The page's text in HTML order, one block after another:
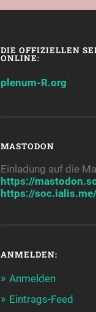
DIE OFFIZIELLEN
ONLINE:
plenum-R.org
MASTODON
Einladung auf die
https://
https://soc.ialis.me/
ANMELDEN:
Anmelden
Eintrags-Feed